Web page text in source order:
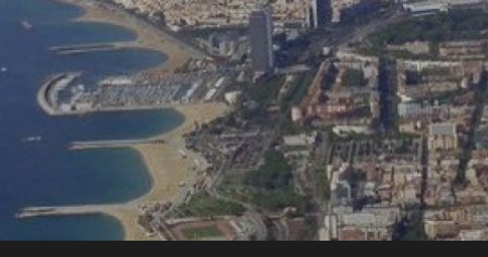
contenido
Buscar